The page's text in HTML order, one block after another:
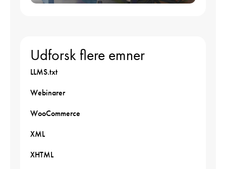
Udforsk flere emner
LLMS.txt
Webinarer
WooCommerce
XML
XHTML